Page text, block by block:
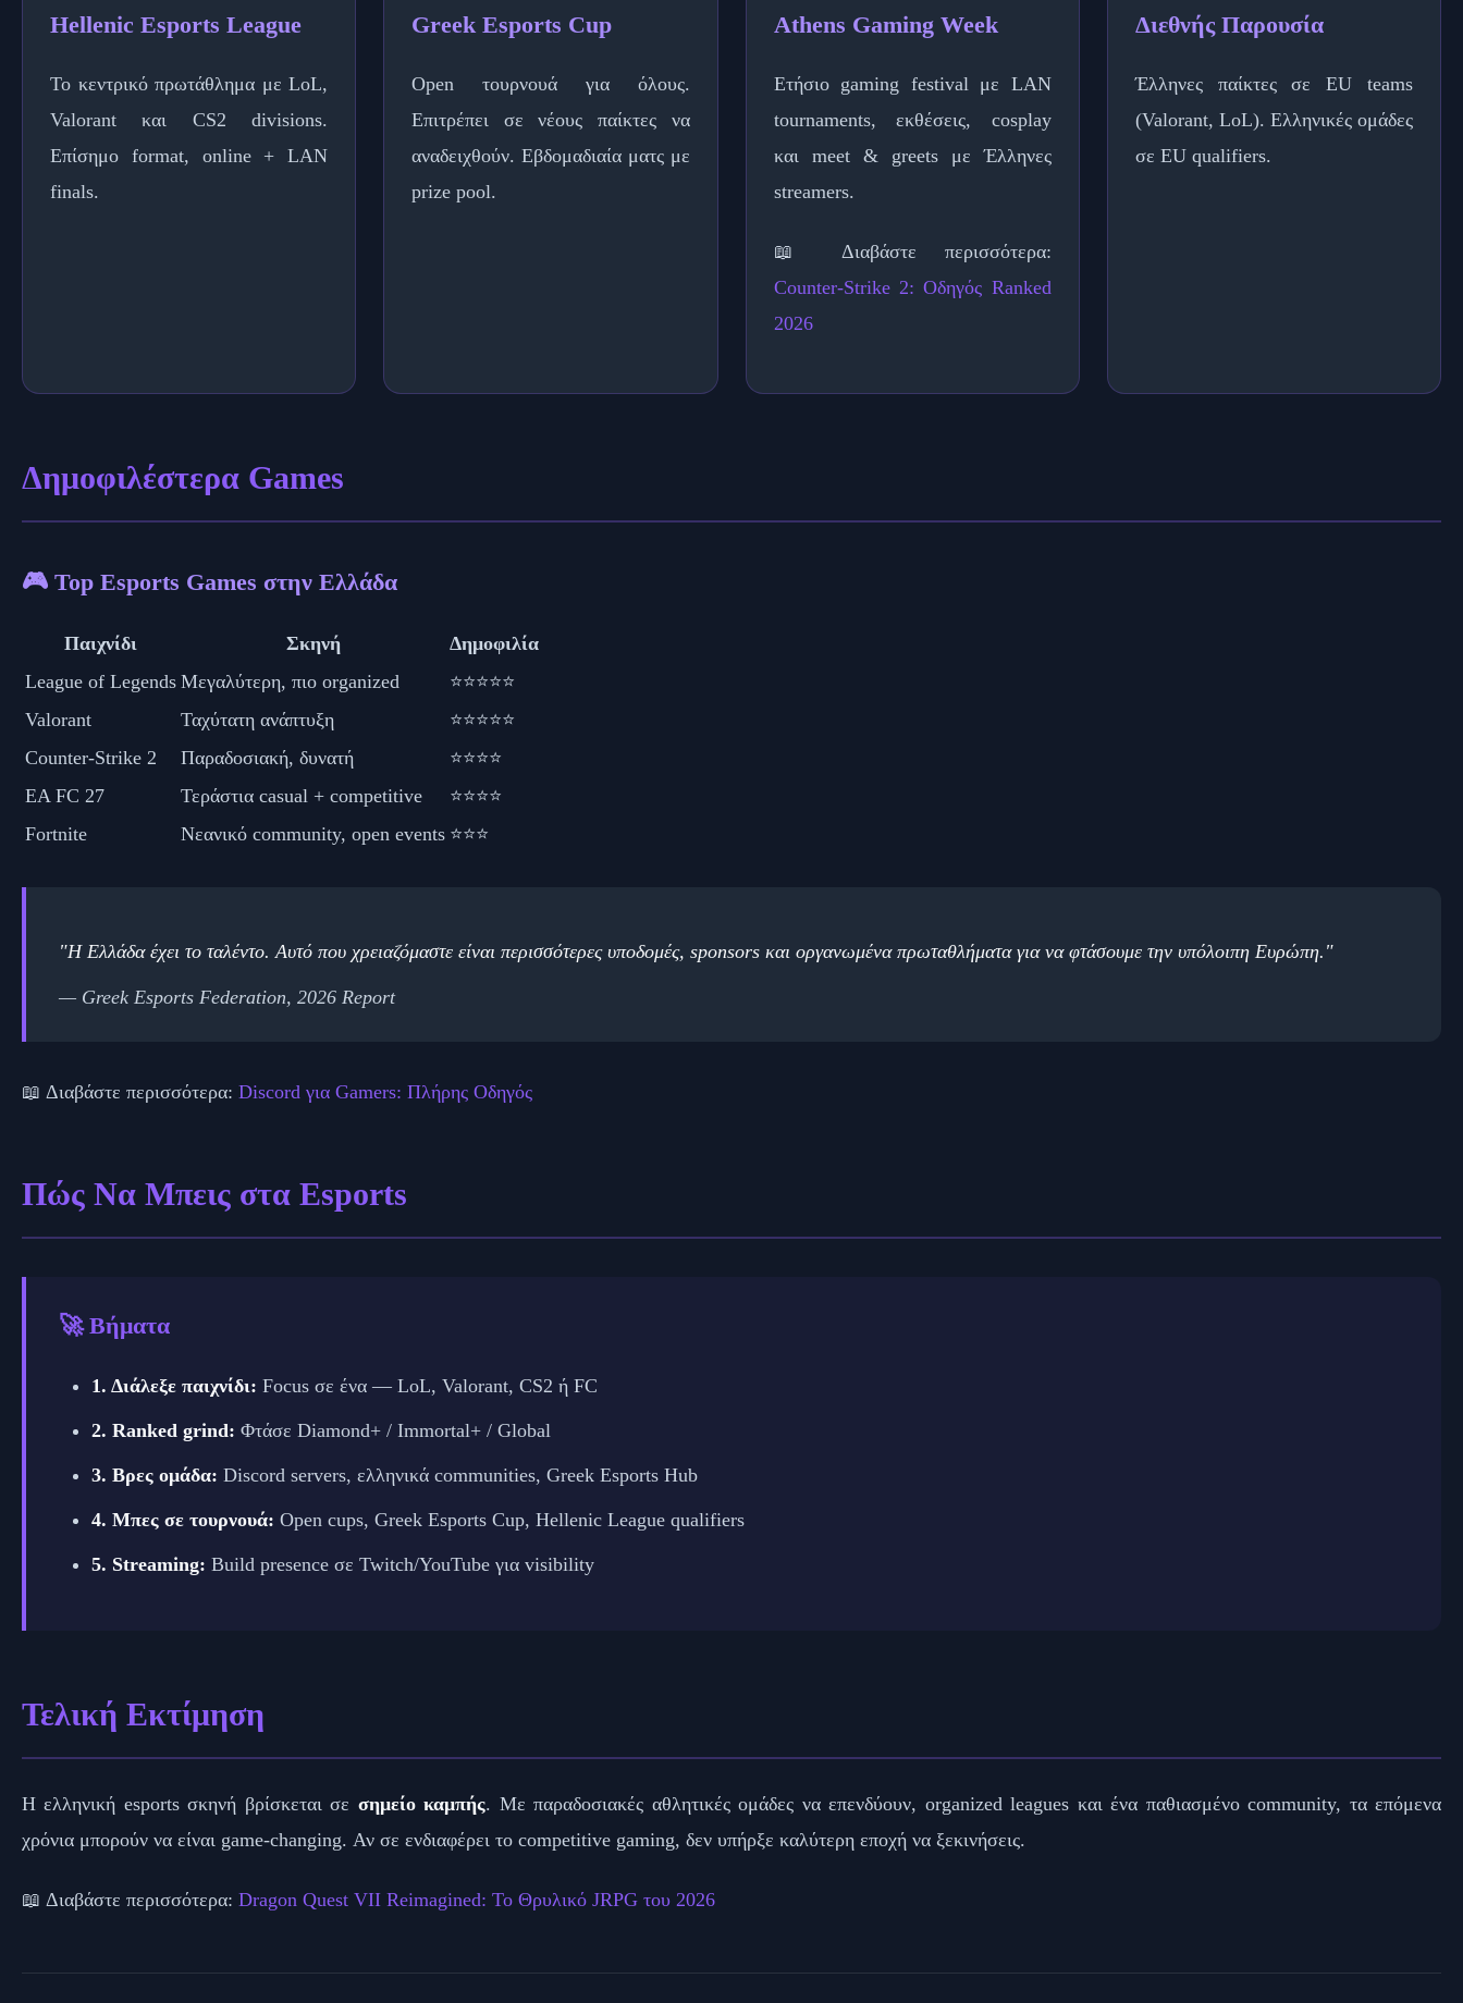
Hellenic Esports League
Το κεντρικό πρωτάθλημα με LoL,
Valorant και CS2 divisions.
Επίσημο format, online + LAN
finals.
Greek Esports Cup
Open τουρνουά για όλους.
Επιτρέπει σε νέους παίκτες να
αναδειχθούν. Εβδομαδιαία ματς με
prize pool.
Athens Gaming Week
Ετήσιο gaming festival με LAN
tournaments, εκθέσεις, cosplay
και meet & greets με Έλληνες
streamers.
📖 Διαβάστε περισσότερα:
Counter-Strike 2: Οδηγός Ranked
2026
Διεθνής Παρουσία
Έλληνες παίκτες σε EU teams
(Valorant, LoL). Ελληνικές ομάδες
σε EU qualifiers.
Δημοφιλέστερα Games
🎮 Top Esports Games στην Ελλάδα
Παιχνίδι Σκηνή
Δημοφιλία
League of Legends Μεγαλύτερη, πιο organized
⭐⭐⭐⭐⭐
Valorant
Ταχύτατη ανάπτυξη
⭐⭐⭐⭐⭐
Counter-Strike 2
Παραδοσιακή, δυνατή
⭐⭐⭐⭐
EA FC 27
Τεράστια casual + competitive
⭐⭐⭐⭐
Fortnite
Νεανικό community, open events ⭐⭐⭐
"Η Ελλάδα έχει το ταλέντο. Αυτό που χρειαζόμαστε είναι περισσότερες υποδομές, sponsors και οργανωμένα πρωταθλήματα για να φτάσουμε την υπόλοιπη Ευρώπη."
— Greek Esports Federation, 2026 Report
📖 Διαβάστε περισσότερα: Discord για Gamers: Πλήρης Οδηγός
Πώς Να Μπεις στα Esports
🚀 Βήματα
1. Διάλεξε παιχνίδι: Focus σε ένα — LoL, Valorant, CS2 ή FC
2. Ranked grind: Φτάσε Diamond+ / Immortal+ / Global
3. Βρες ομάδα: Discord servers, ελληνικά communities, Greek Esports Hub
4. Μπες σε τουρνουά: Open cups, Greek Esports Cup, Hellenic League qualifiers
5. Streaming: Build presence σε Twitch/YouTube για visibility
Τελική Εκτίμηση
Η ελληνική esports σκηνή βρίσκεται σε σημείο καμπής. Με παραδοσιακές αθλητικές ομάδες να επενδύουν, organized leagues και ένα παθιασμένο community, τα επόμενα
χρόνια μπορούν να είναι game-changing. Αν σε ενδιαφέρει το competitive gaming, δεν υπήρξε καλύτερη εποχή να ξεκινήσεις.
📖 Διαβάστε περισσότερα: Dragon Quest VII Reimagined: Το Θρυλικό JRPG του 2026